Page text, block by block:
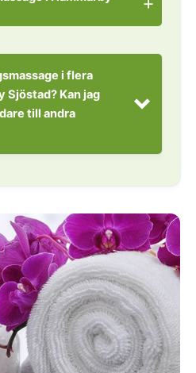
i flera
Sjöstad? Kan jag
till andra